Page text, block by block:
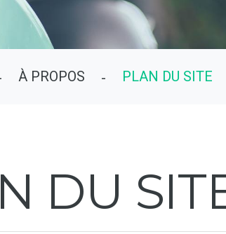
À PROPOS - PLAN DU SITE
DU